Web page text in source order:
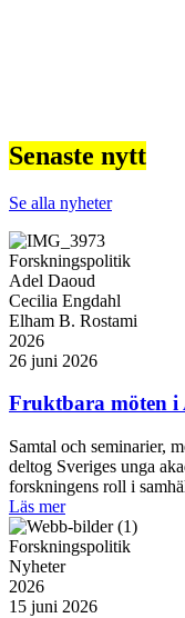
Senaste nytt
Se alla nyheter
Forskningspolitik
Adel Daoud
Cecilia Engdahl
Elham B. Rostami
2026
26 juni 2026
Fruktbara möten i
Samtal och seminarier,
deltog Sveriges unga
forskningens roll i
Läs mer
Forskningspolitik
Nyheter
2026
15 juni 2026